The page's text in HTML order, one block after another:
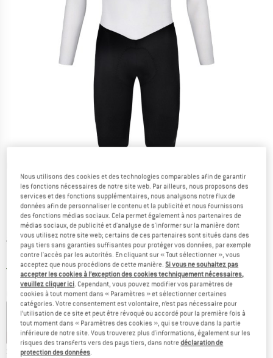
Prix initial :
258,95€
Prix:
189,03€ TVA incl.
Livraison gratuite(FR)France. Informations sur les frais de
Couleur:Cool Grey
-27 % -27 %
Sélectionner taille:
Nous utilisons des cookies et des technologies comparables afin de garantir
les fonctions nécessaires de notre site web. Par ailleurs, nous proposons des
services et des fonctions supplémentaires, nous analysons notre flux de
données afin de personnaliser le contenu et la publicité et nous fournissons
des fonctions médias sociaux. Cela permet également à nos partenaires de
médias sociaux, de publicité et d'analyse de s'informer sur la manière dont
vous utilisez notre site web; certains de ces partenaires sont situés dans des
pays tiers sans garanties suffisantes pour protéger vos données, par exemple
contre l'accès par les autorités. En cliquant sur « Tout sélectionner », vous
acceptez que nous procédions de cette manière.Si vous ne souhaitez pas
accepter les cookies à l’exception des cookies techniquement nécessaires,
veuillez cliquer ici. Cependant, vous pouvez modifier vos paramètres de
cookies à tout moment dans « Paramètres » et sélectionner certaines
catégories. Votre consentement est volontaire, n’est pas nécessaire pour
l’utilisation de ce site et peut être révoqué ou accordé pour la première fois à
tout moment dans « Paramètres des cookies », qui se trouve dans la partie
inférieure de notre site. Vous trouverez plus d'informations, également sur les
risques des transferts vers des pays tiers, dans notredéclaration de
protection des données.